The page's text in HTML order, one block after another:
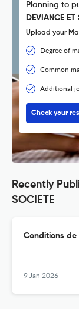
Planning to
DEVIANCE ET
Upload your
Degree of
Common
Additional
Check your
Recently
SOCIETE
Conditions
9 Jan 2026